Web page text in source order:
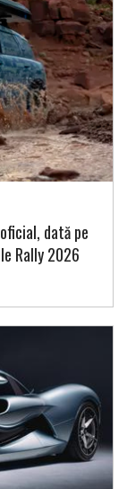
dată pe
Rally 2026